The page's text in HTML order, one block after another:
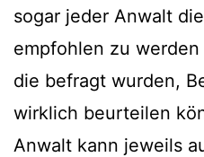
sogar jeder Anwalt
empfohlen zu
die befragt wurden,
wirklich beurteilen
Anwalt kann jeweils